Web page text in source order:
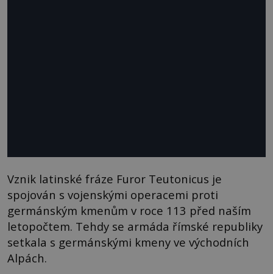
Vznik latinské fráze Furor Teutonicus je
spojován s vojenskými operacemi proti
germánským kmenům v roce 113 před naším
letopočtem. Tehdy se armáda římské republiky
setkala s germánskými kmeny ve východních
Alpách.